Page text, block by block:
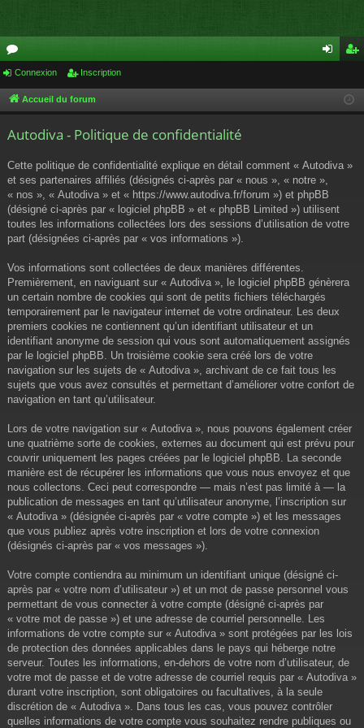
or
u cri
Connexion Inscription
Accueil du forum
Autodiva - Politique de confidentialité
Cette politique de confidentialité explique en détail comment « Autodiva »
et ses partenaires affiliés (désignés ci-après par « nous », « notre »,
« nos », « Autodiva » et « https://www.autodiva.fr/forum ») et phpBB
(désigné ci-après par « logiciel phpBB » et « phpBB Limited ») utilisent
toutes les informations collectées lors des sessions d’utilisation de votre
part (désignées ci-après par « vos informations »).
Vos informations sont collectées de deux manières différentes.
Premièrement, en naviguant sur « Autodiva », le logiciel phpBB génèrera
un certain nombre de cookies qui sont de petits fichiers téléchargés
temporairement par le navigateur internet de votre ordinateur. Les deux
premiers cookies ne contiennent qu’un identifiant utilisateur et un
identifiant anonyme de session qui vous sont automatiquement assignés
par le logiciel phpBB. Un troisième cookie sera créé lors de votre
navigation sur les sujets de « Autodiva », archivant de ce fait tous les
sujets que vous avez consultés et permettant d’améliorer votre confort de
navigation en tant qu’utilisateur.
Lors de votre navigation sur « Autodiva », nous pouvons également créer
une quatrième sorte de cookies, externes au document qui est prévu pour
couvrir uniquement les pages créées par le logiciel phpBB. La seconde
manière est de récupérer les informations que vous nous envoyez et que
nous collectons. Ceci peut correspondre — mais n’est pas limité à — la
publication de messages en tant qu’utilisateur anonyme, l’inscription sur
« Autodiva » (désignée ci-après par « votre compte ») et les messages
que vous publiez après votre inscription et lors de votre connexion
(désignés ci-après par « vos messages »).
Votre compte contiendra au minimum un identifiant unique (désigné ci-
après par « votre nom d’utilisateur ») et un mot de passe personnel vous
permettant de vous connecter à votre compte (désigné ci-après par
« votre mot de passe ») et une adresse de courriel personnelle. Les
informations de votre compte sur « Autodiva » sont protégées par les lois
de protection des données applicables dans le pays qui héberge notre
serveur. Toutes les informations, en-dehors de votre nom d’utilisateur, de
votre mot de passe et de votre adresse de courriel requis par « Autodiva »
durant votre inscription, sont obligatoires ou facultatives, à la seule
discrétion de « Autodiva ». Dans tous les cas, vous pouvez contrôler
quelles informations de votre compte vous souhaitez rendre publiques ou